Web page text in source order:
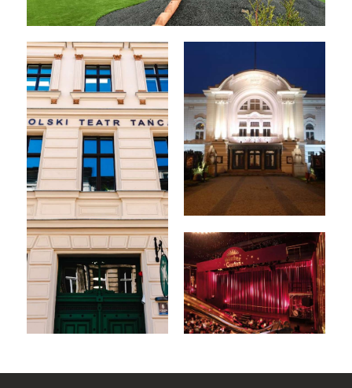
Niepubliczne przedszkole "Zakątek"
Łochowo
Teatr im. Wilama
Horzycy